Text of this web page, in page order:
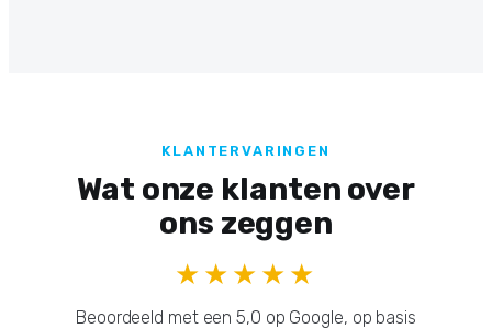
KLANTERVARINGEN
Wat onze klanten over
ons zeggen
★★★★★
Beoordeeld met een 5,0 op Google, op basis